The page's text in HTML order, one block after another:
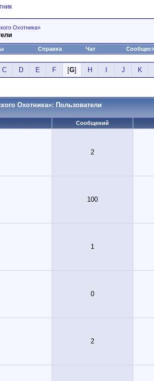
Охотника»
Справка Чат
C D E F [G] H J K
Охотника»: Пользователи
Сообщений
2
100
1
0
2